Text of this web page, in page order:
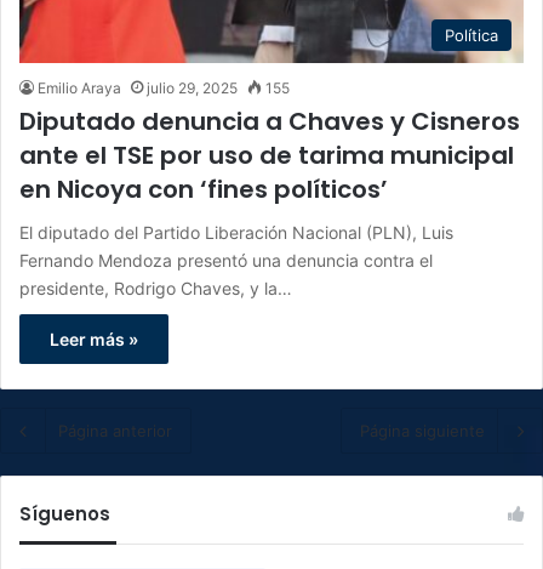
Política
Emilio Araya julio 29, 2025 155
Diputado denuncia a Chaves y Cisneros
ante el TSE por uso de tarima municipal
en Nicoya con ‘fines políticos’
El diputado del Partido Liberación Nacional (PLN), Luis
Fernando Mendoza presentó una denuncia contra el
presidente, Rodrigo Chaves, y la…
Leer más »
Página anterior Página siguiente
Síguenos